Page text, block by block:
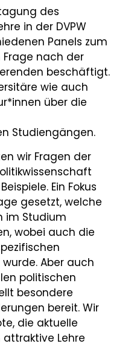
des
in der DVPW
Panels zum
nach der
beschäftigt.
wie auch
über die
Studiengängen.
wir Fragen der
Ein Fokus
gesetzt, welche
im Studium
wobei auch die
Aber auch
politischen
besondere
bereit. Wir
die aktuelle
attraktive Lehre